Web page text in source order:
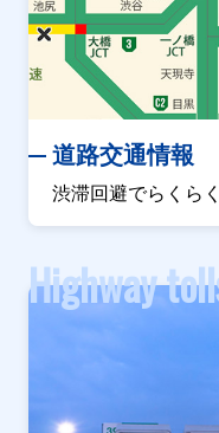
道路交通情報
渋滞回避でらくら
Highway